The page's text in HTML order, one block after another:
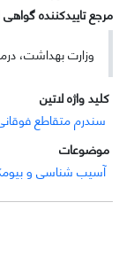
مرجع تاییدکننده
وزارت بهداشت،
کلید واژه لاتین
سندرم متقاطع
موضوعات
آسیب شناسی و